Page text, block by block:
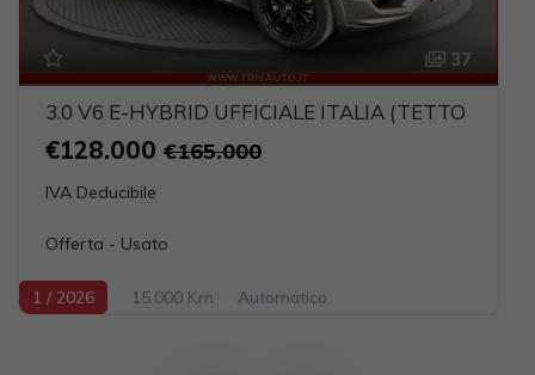
37
3.0 V6 E-HYBRID UFFICIALE ITALIA (TETTO
€128.000 €165.000
IVA Deducibile
Offerta - Usato
1 / 2026 15.000 Km
Automatico